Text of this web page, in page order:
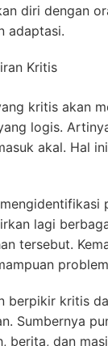
diri dengan
adaptasi.
Kritis
kritis akan
logis.
akal. Hal
lagi
tersebut.
berpikir kritis
Sumbernya
berita, dan